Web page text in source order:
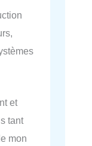
et
tant
mon